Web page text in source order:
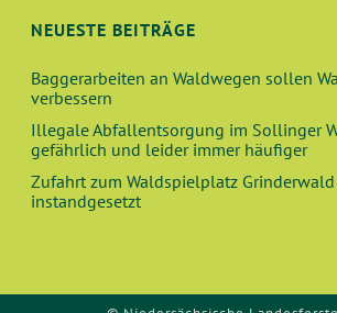
NEUESTE BEITRÄGE
Baggerarbeiten an Waldwegen sollen
verbessern
Illegale Abfallentsorgung im Sollinger
gefährlich und leider immer häufiger
Zufahrt zum Waldspielplatz
instandgesetzt